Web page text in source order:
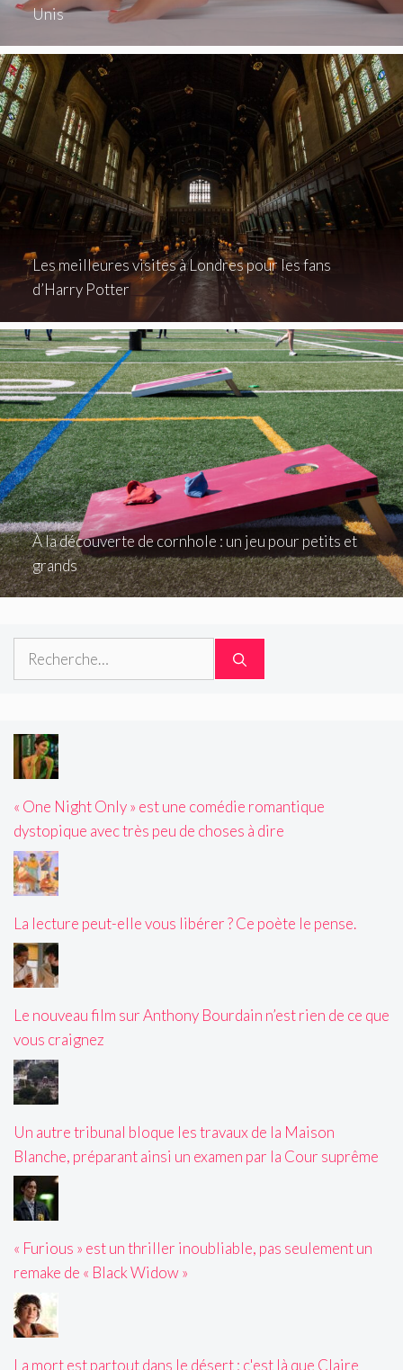
Unis
Les meilleures visites à Londres pour les fans
d’Harry Potter
À la découverte de cornhole : un jeu pour petits et
grands
Rechercher :
« One Night Only » est une comédie romantique
dystopique avec très peu de choses à dire
La lecture peut-elle vous libérer ? Ce poète le pense.
Le nouveau film sur Anthony Bourdain n’est rien de ce que
vous craignez
Un autre tribunal bloque les travaux de la Maison
Blanche, préparant ainsi un examen par la Cour suprême
« Furious » est un thriller inoubliable, pas seulement un
remake de « Black Widow »
La mort est partout dans le désert : c'est là que Claire